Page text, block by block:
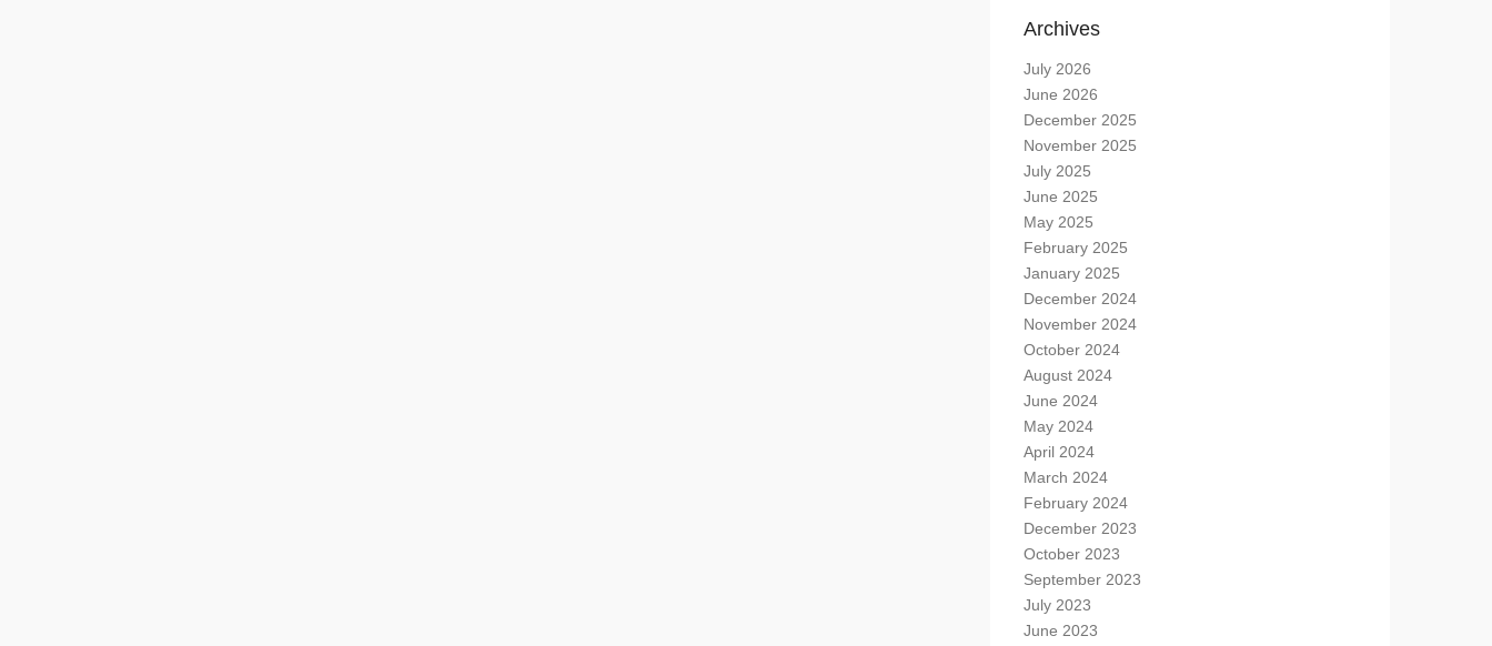
Archives
July 2026
June 2026
December 2025
November 2025
July 2025
June 2025
May 2025
February 2025
January 2025
December 2024
November 2024
October 2024
August 2024
June 2024
May 2024
April 2024
March 2024
February 2024
December 2023
October 2023
September 2023
July 2023
June 2023